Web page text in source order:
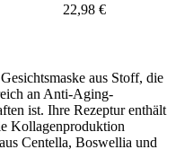
22,98 €
aus Stoff, die
an Anti-Aging-
ist. Ihre Rezeptur enthält
Kollagenproduktion
Centella, Boswellia und